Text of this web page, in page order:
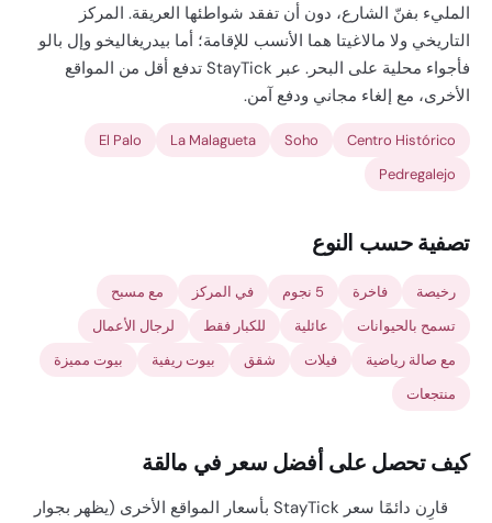
المليء بفنّ الشارع، دون أن تفقد شواطئها العريقة. المركز
التاريخي ولا مالاغيتا هما الأنسب للإقامة؛ أما بيدريغاليخو وإل بالو
فأجواء محلية على البحر. عبر StayTick تدفع أقل من المواقع
الأخرى، مع إلغاء مجاني ودفع آمن.
Centro Histórico
Soho
La Malagueta
El Palo
Pedregalejo
تصفية حسب النوع
رخيصة فاخرة 5 نجوم في المركز
مع مسبح
تسمح بالحيوانات
عائلية للكبار فقط
لرجال الأعمال
مع صالة رياضية
فيلات شقق بيوت ريفية
بيوت مميزة
منتجعات
كيف تحصل على أفضل سعر في مالقة
قارِن دائمًا سعر StayTick بأسعار المواقع الأخرى (يظهر بجوار